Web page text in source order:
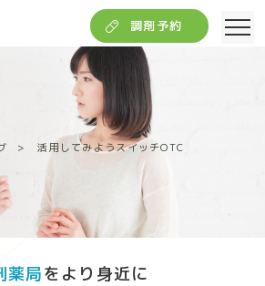
調剤予約
活用してみようスイッチOTC
薬局をより身近に